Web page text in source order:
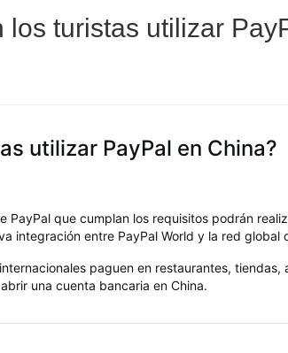
los turistas utilizar
utilizar PayPal en China?
PayPal que cumplan los requisitos podrán
integración entre PayPal World y la red global
paguen en restaurantes,
una cuenta bancaria en China.